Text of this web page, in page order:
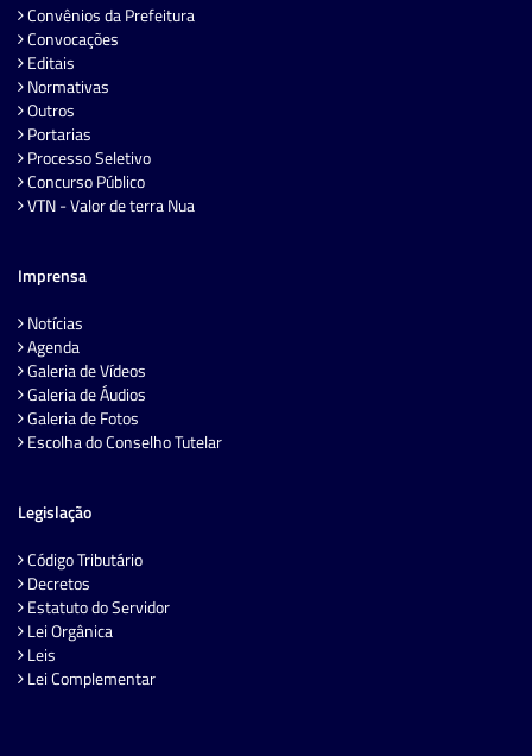
Convênios da Prefeitura
Convocações
Editais
Normativas
Outros
Portarias
Processo Seletivo
Concurso Público
VTN - Valor de terra Nua
Imprensa
Notícias
Agenda
Galeria de Vídeos
Galeria de Áudios
Galeria de Fotos
Escolha do Conselho Tutelar
Legislação
Código Tributário
Decretos
Estatuto do Servidor
Lei Orgânica
Leis
Lei Complementar